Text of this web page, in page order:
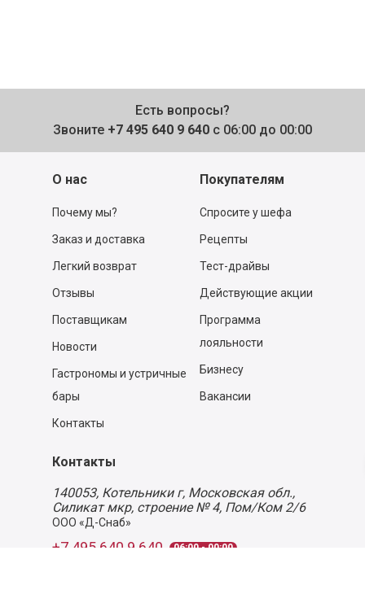
Есть вопросы?
Звоните +7 495 640 9 640 с 06:00 до 00:00
О нас
Почему мы?
Заказ и доставка
Легкий возврат
Отзывы
Поставщикам
Новости
Гастрономы и устричные
бары
Контакты
Покупателям
Спросите у шефа
Рецепты
Тест-драйвы
Действующие акции
Программа
лояльности
Бизнесу
Вакансии
Контакты
140053, Котельники г, Московская обл.,
Силикат мкр, строение № 4, Пом/Ком 2/6
ООО «Д-Снаб»
+7 495 640 9 640 06:00 - 00:00